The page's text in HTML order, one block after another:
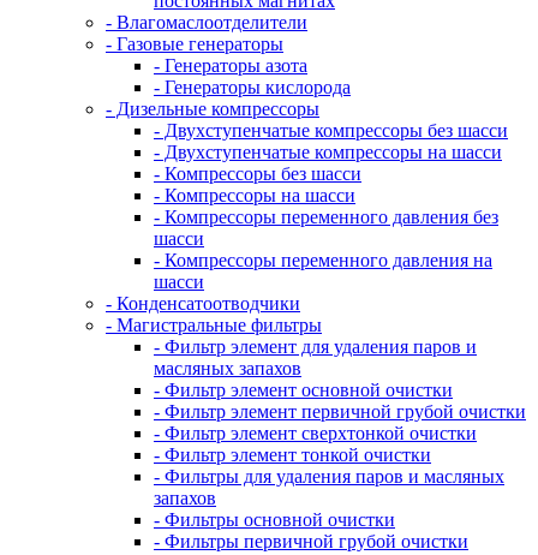
- Влагомаслоотделители
- Газовые генераторы
- Генераторы азота
- Генераторы кислорода
- Дизельные компрессоры
- Двухступенчатые компрессоры без шасси
- Двухступенчатые компрессоры на шасси
- Компрессоры без шасси
- Компрессоры на шасси
- Компрессоры переменного давления без
шасси
- Компрессоры переменного давления на
шасси
- Конденсатоотводчики
- Магистральные фильтры
- Фильтр элемент для удаления паров и
масляных запахов
- Фильтр элемент основной очистки
- Фильтр элемент первичной грубой очистки
- Фильтр элемент сверхтонкой очистки
- Фильтр элемент тонкой очистки
- Фильтры для удаления паров и масляных
запахов
- Фильтры основной очистки
- Фильтры первичной грубой очистки